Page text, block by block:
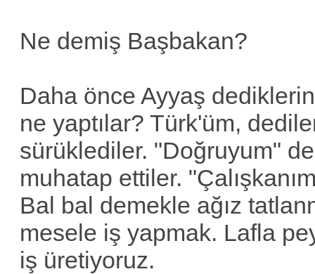
Ne demiş Başbakan?
Daha önce Ayyaş
ne yaptılar? Türk'üm,
sürüklediler. "Doğruyum"
muhatap ettiler.
Bal bal demekle ağız
mesele iş yapmak. Lafla
iş üretiyoruz.